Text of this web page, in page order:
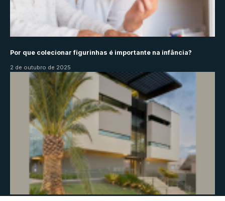
Por que colecionar figurinhas é importante na infância?
2 de outubro de 2025